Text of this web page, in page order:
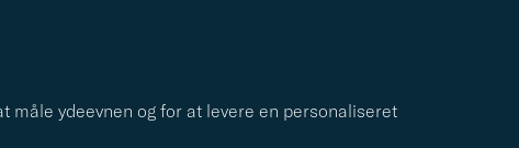
ydeevnen og for at levere en personaliseret
931 442